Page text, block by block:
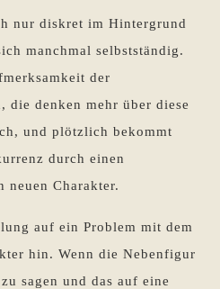
nur diskret im Hintergrund
manchmal selbstständig.
der
die denken mehr über diese
und plötzlich bekommt
durch einen
neuen Charakter.
auf ein Problem mit dem
hin. Wenn die Nebenfigur
sagen und das auf eine